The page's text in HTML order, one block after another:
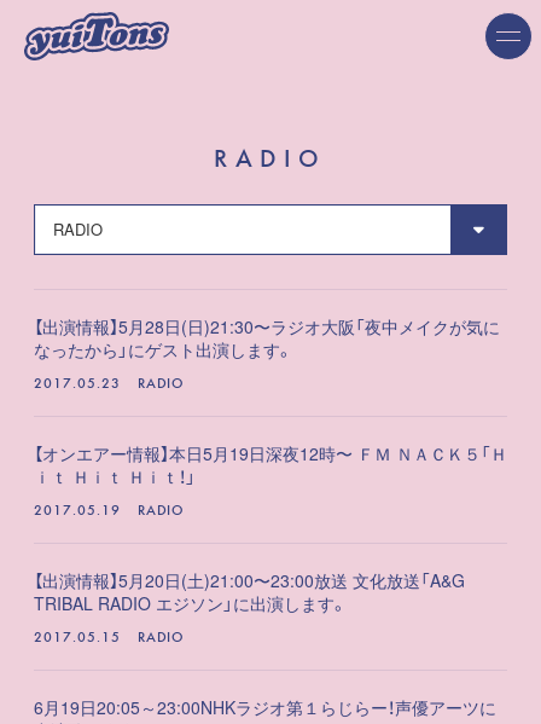
RADIO
【出演情報】5月28日(日)21:30〜ラジオ大阪「夜中メイクが気に
なったから」にゲスト出演します。
2017.05.23 RADIO
【オンエアー情報】本日5月19日深夜12時〜 ＦＭ ＮＡＣＫ５「Ｈ
ｉｔ Ｈｉｔ Ｈｉｔ！」
2017.05.19 RADIO
【出演情報】5月20日(土)21:00〜23:00放送 文化放送「A&G
TRIBAL RADIO エジソン」に出演します。
2017.05.15 RADIO
6月19日20:05～23:00NHKラジオ第１らじらー！声優アーツに